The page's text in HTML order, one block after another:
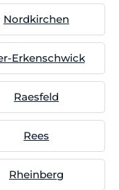
Nordkirchen
Erkenschwick
Raesfeld
Rees
Rheinberg